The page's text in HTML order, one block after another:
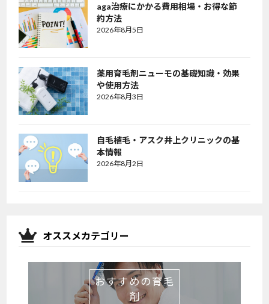
aga治療にかかる費用相場・お得な節
約方法
2026年8月5日
薬用育毛剤ニューモの基礎知識・効果
や使用方法
2026年8月3日
自毛植毛・アスク井上クリニックの基
本情報
2026年8月2日
オススメカテゴリー
おすすめの育毛
剤